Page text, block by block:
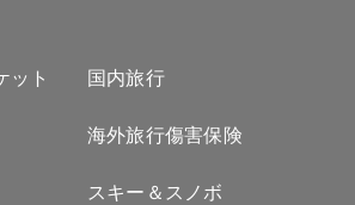
ット 国内旅行
海外旅行傷害保険
スキー＆スノボ